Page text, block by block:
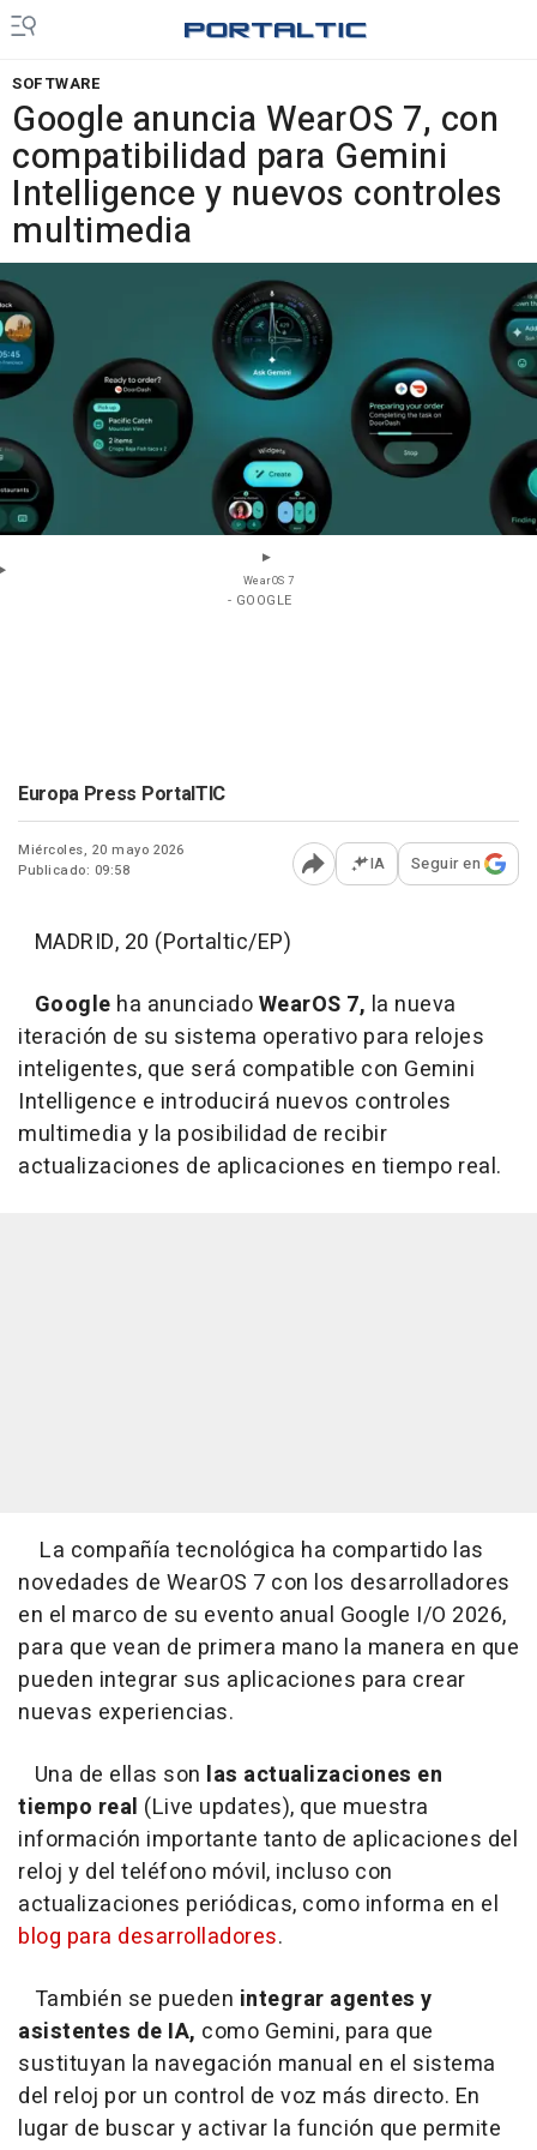
SOFTWARE
Google anuncia WearOS 7, con
compatibilidad para Gemini
Intelligence y nuevos controles
multimedia
WearOS 7
- GOOGLE
Europa Press PortalTIC
Miércoles, 20 mayo 2026
Publicado: 09:58
Abrir opciones para
IA Seguir en
MADRID, 20 (Portaltic/EP)
Google ha anunciadoWearOS 7, la nueva
iteración de su sistema operativo para relojes
inteligentes, que será compatible con Gemini
Intelligence e introducirá nuevos controles
multimedia y la posibilidad de recibir
actualizaciones de aplicaciones en tiempo real.
La compañía tecnológica ha compartido las
novedades de WearOS 7 con los desarrolladores
en el marco de su evento anual Google I/O 2026,
para que vean de primera mano la manera en que
pueden integrar sus aplicaciones para crear
nuevas experiencias.
Una de ellas son las actualizaciones en
tiempo real (Live updates), que muestra
información importante tanto de aplicaciones del
reloj y del teléfono móvil, incluso con
actualizaciones periódicas, como informa en el
blog para desarrolladores.
También se pueden integrar agentes y
asistentes de IA, como Gemini, para que
sustituyan la navegación manual en el sistema
del reloj por un control de voz más directo. En
lugar de buscar y activar la función que permite